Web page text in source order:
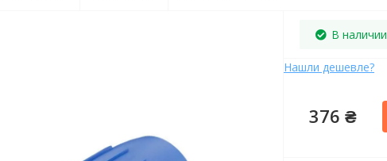
В наличии
Нашли дешевле?
376 ₴